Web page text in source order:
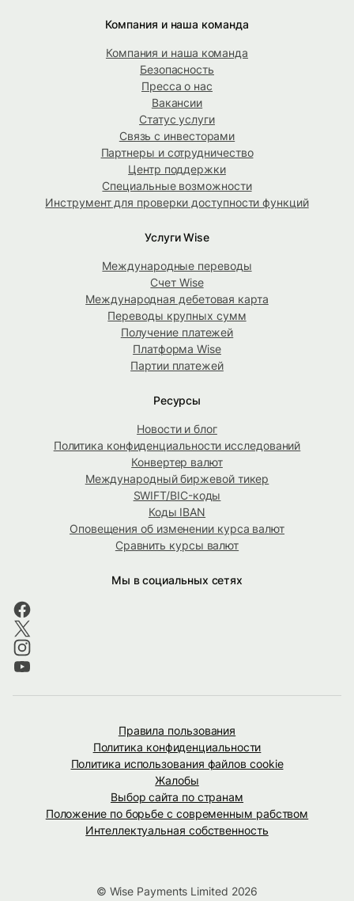
Компания и наша команда
Компания и наша команда
Безопасность
Пресса о нас
Вакансии
Статус услуги
Связь с инвесторами
Партнеры и сотрудничество
Центр поддержки
Специальные возможности
Инструмент для проверки доступности функций
Услуги Wise
Международные переводы
Счет Wise
Международная дебетовая карта
Переводы крупных сумм
Получение платежей
Платформа Wise
Партии платежей
Ресурсы
Новости и блог
Политика конфиденциальности исследований
Конвертер валют
Международный биржевой тикер
SWIFT/BIC-коды
Коды IBAN
Оповещения об изменении курса валют
Сравнить курсы валют
Мы в социальных сетях
Правила пользования
Политика конфиденциальности
Политика использования файлов cookie
Жалобы
Выбор сайта по странам
Положение по борьбе с современным рабством
Интеллектуальная собственность
© Wise Payments Limited 2026